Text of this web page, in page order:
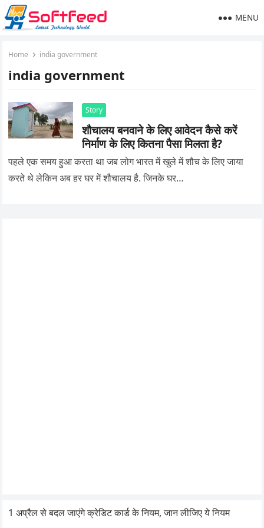
MENU
Home india government
india government
Story
शौचालय बनवाने के लिए आवेदन कैसे करें
निर्माण के लिए कितना पैसा मिलता है?
पहले एक समय हुआ करता था जब लोग भारत में खुले में शौच के लिए जाया
करते थे लेकिन अब हर घर में शौचालय है. जिनके घर…
1 अप्रैल से बदल जाएंगे क्रेडिट कार्ड के नियम, जान लीजिए ये नियम